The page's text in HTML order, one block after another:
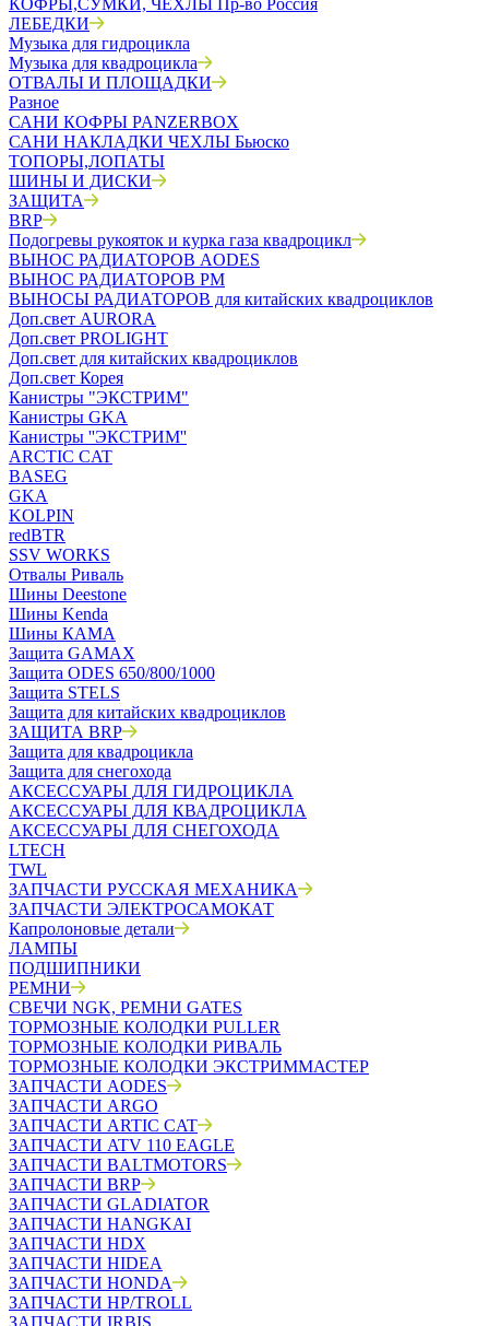
КОФРЫ,СУМКИ, ЧЕХЛЫ Пр-во Россия
ЛЕБЕДКИ
Музыка для гидроцикла
Музыка для квадроцикла
ОТВАЛЫ И ПЛОЩАДКИ
Разное
САНИ КОФРЫ PANZERBOX
САНИ НАКЛАДКИ ЧЕХЛЫ Бьюско
ТОПОРЫ,ЛОПАТЫ
ШИНЫ И ДИСКИ
ЗАЩИТА
BRP
Подогревы рукояток и курка газа квадроцикл
ВЫНОС РАДИАТОРОВ AODES
ВЫНОС РАДИАТОРОВ РМ
ВЫНОСЫ РАДИАТОРОВ для китайских квадроциклов
Доп.свет AURORA
Доп.свет PROLIGHT
Доп.свет для китайских квадроциклов
Доп.свет Корея
Канистры "ЭКСТРИМ"
Канистры GKA
Канистры ''ЭКСТРИМ''
ARCTIC CAT
BASEG
GKA
KOLPIN
redBTR
SSV WORKS
Отвалы Риваль
Шины Deestone
Шины Kenda
Шины КАМА
Защита GAMAX
Защита ODES 650/800/1000
Защита STELS
Защита для китайских квадроциклов
ЗАЩИТА BRP
Защита для квадроцикла
Защита для снегохода
АКСЕССУАРЫ ДЛЯ ГИДРОЦИКЛА
АКСЕССУАРЫ ДЛЯ КВАДРОЦИКЛА
АКСЕССУАРЫ ДЛЯ СНЕГОХОДА
LTECH
TWL
ЗАПЧАСТИ РУССКАЯ МЕХАНИКА
ЗАПЧАСТИ ЭЛЕКТРОСАМОКАТ
Капролоновые детали
ЛАМПЫ
ПОДШИПНИКИ
РЕМНИ
СВЕЧИ NGK, РЕМНИ GATES
ТОРМОЗНЫЕ КОЛОДКИ PULLER
ТОРМОЗНЫЕ КОЛОДКИ РИВАЛЬ
ТОРМОЗНЫЕ КОЛОДКИ ЭКСТРИММАСТЕР
ЗАПЧАСТИ AODES
ЗАПЧАСТИ ARGO
ЗАПЧАСТИ ARTIC CAT
ЗАПЧАСТИ ATV 110 EAGLE
ЗАПЧАСТИ BALTMOTORS
ЗАПЧАСТИ BRP
ЗАПЧАСТИ GLADIATOR
ЗАПЧАСТИ HANGKAI
ЗАПЧАСТИ HDX
ЗАПЧАСТИ HIDEA
ЗАПЧАСТИ HONDA
ЗАПЧАСТИ HP/TROLL
ЗАПЧАСТИ IRBIS